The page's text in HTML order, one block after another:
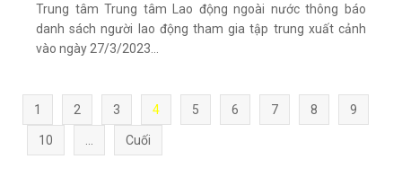
Trung tâm Trung tâm Lao động ngoài nước thông báo
danh sách người lao động tham gia tập trung xuất cảnh
vào ngày 27/3/2023...
1 2 3 4 5 6 7 8 9
10 Cuối